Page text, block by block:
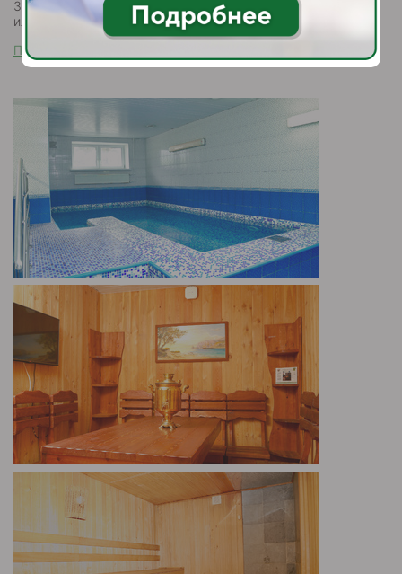
Запись в Сауну производится в фитнес- центре "Молекула"
или по телефону +7 (495) 004-08-02
Правила посещения сауны